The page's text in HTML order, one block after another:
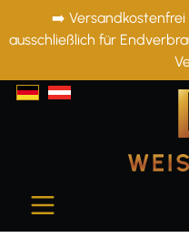
springen
➡️ Versandkostenfrei
ausschließlich für